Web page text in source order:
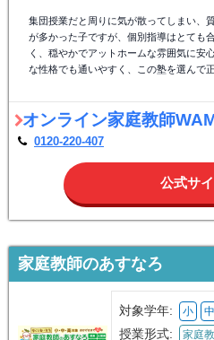
で学習できています。
保護者（小5）
集団授業だと周りに気が散ってしまい、
が多かった子ですが、個別指導はとても
な性格でも通いやすく、この塾を選んで
オンライン家庭教師
0120-220-407
公式サ